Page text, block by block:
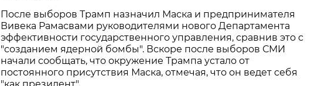
После выборов Трамп назначил Маска и предпринимателя
Вивека Рамасвами руководителями нового Департамента
эффективности государственного управления, сравнив это с
"созданием ядерной бомбы". Вскоре после выборов СМИ
начали сообщать, что окружение Трампа устало от
постоянного присутствия Маска, отмечая, что он ведет себя